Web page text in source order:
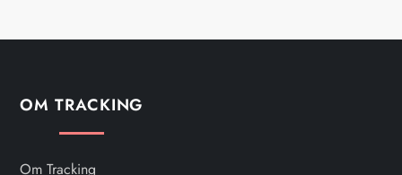
i
o
OM TRACKING
Om Tracking